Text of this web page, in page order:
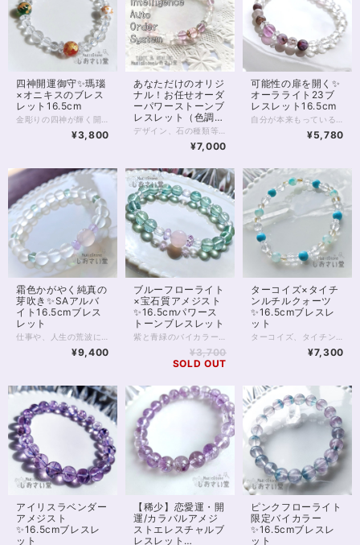
四神開運御守✨瑪瑙
×オニキスのブレス
レット16.5cm
¥3,800
あなただけのオリジ
ナル！お任せオーダ
ーパワーストーンブ
レスレット（色調選
択可）
¥7,000
可能性の扉を開く✨
オーラライト23ブ
レスレット16.5cm
¥5,780
霜色かがやく純真の
芽吹き✨SAアルバ
イト16.5cmブレス
レット
¥9,400
ブルーフローライト
×宝石質アメジスト
✨16.5cmパワース
トーンブレスレット
¥3,700
SOLD OUT
ターコイズ×タイチ
ンルチルクォーツ
✨16.5cmブレスレ
ット
¥7,300
アイリスラベンダー
アメジスト
✨16.5cmブレスレ
ット
【稀少】恋愛運・開
運/カラバルアメジ
ストエレスチャルブ
レスレット
ピンクフローライト
限定バイカラー
✨16.5cmブレスレ
ット